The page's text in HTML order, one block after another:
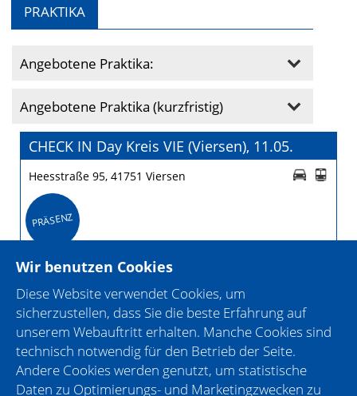
PRAKTIKA
Angebotene Praktika:
Angebotene Praktika (kurzfristig)
CHECK IN Day Kreis VIE (Viersen), 11.05.
Heesstraße 95, 41751 Viersen
PRÄSENZ
Wir benutzen Cookies
Diese Website verwendet Cookies, um
sicherzustellen, dass Sie die beste Erfahrung auf
unserem Webauftritt erhalten. Manche Cookies sind
technisch notwendig für den Betrieb der Seite.
Andere Cookies werden genutzt, um statistische
Daten zu Optimierungs- und Marketingzwecken zu